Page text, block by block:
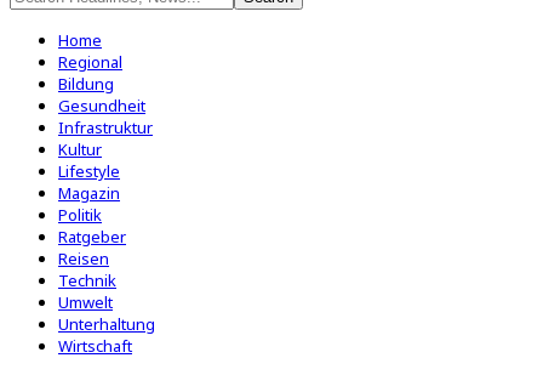
Home
Regional
Bildung
Gesundheit
Infrastruktur
Kultur
Lifestyle
Magazin
Politik
Ratgeber
Reisen
Technik
Umwelt
Unterhaltung
Wirtschaft